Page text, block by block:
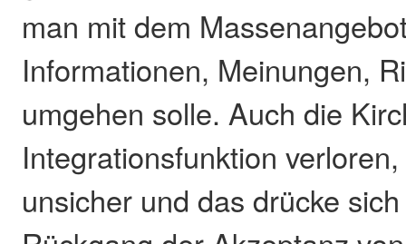
man mit dem
Informationen, Meinungen,
umgehen solle. Auch die
Integrationsfunktion
unsicher und das drücke